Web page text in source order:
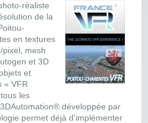
réaliste
de la
en textures
pixel, mesh
et 3D
et
« VFR
les
développée par
permet déjà d'implémenter